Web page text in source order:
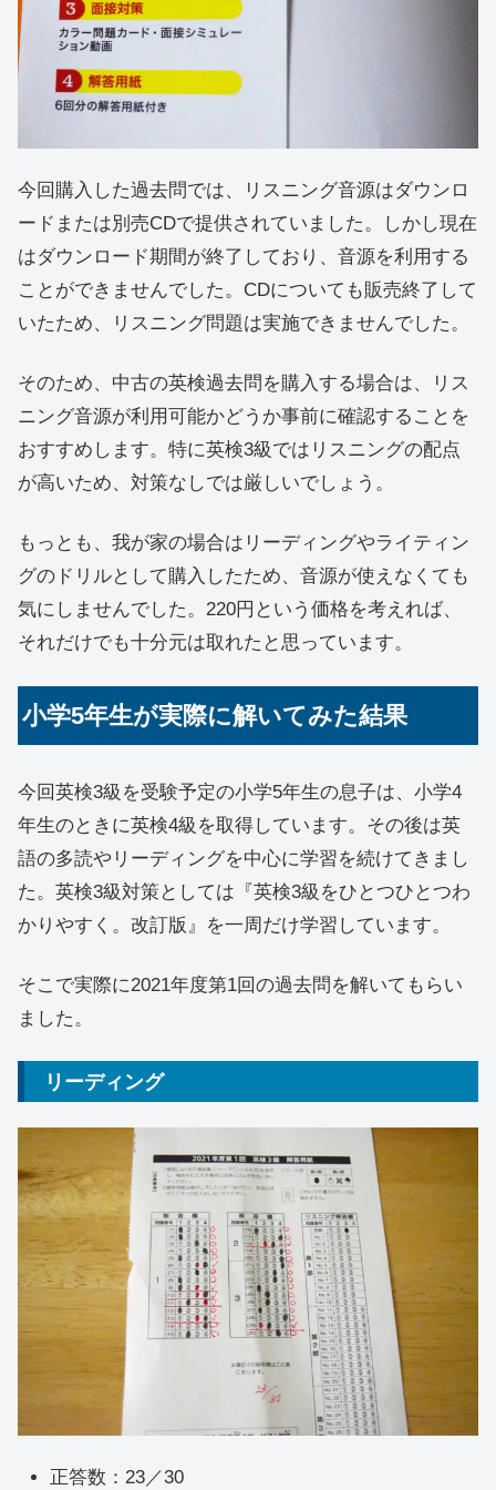
今回購入した過去問では、リスニング音源はダウンロ
ードまたは別売CDで提供されていました。しかし現在
はダウンロード期間が終了しており、音源を利用する
ことができませんでした。CDについても販売終了して
いたため、リスニング問題は実施できませんでした。
そのため、中古の英検過去問を購入する場合は、リス
ニング音源が利用可能かどうか事前に確認することを
おすすめします。特に英検3級ではリスニングの配点
が高いため、対策なしでは厳しいでしょう。
もっとも、我が家の場合はリーディングやライティン
グのドリルとして購入したため、音源が使えなくても
気にしませんでした。220円という価格を考えれば、
それだけでも十分元は取れたと思っています。
小学5年生が実際に解いてみた結果
今回英検3級を受験予定の小学5年生の息子は、小学4
年生のときに英検4級を取得しています。その後は英
語の多読やリーディングを中心に学習を続けてきまし
た。英検3級対策としては『英検3級をひとつひとつわ
かりやすく。改訂版』を一周だけ学習しています。
そこで実際に2021年度第1回の過去問を解いてもらい
ました。
リーディング
正答数：23／30